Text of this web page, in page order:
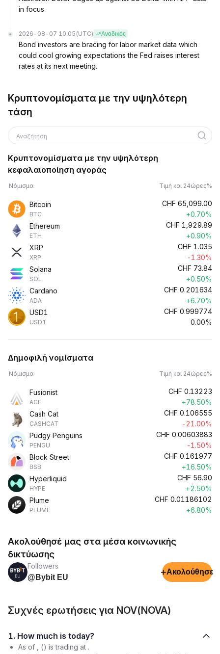
in focus
2026-08-07 10:05 (UTC) Ανοδικός
Bond investors are bracing for labor market data which
could cool growing expectations the Fed raises interest
rates at its next meeting.
Κρυπτονομίσματα με την υψηλότερη
τάση
Αναζήτηση
Κρυπτονομίσματα με την υψηλότερη
κεφαλαιοποίηση αγοράς
Νόμισμα Τιμή και 24ώρες%
Bitcoin
BTC
CHF 65,099.00
+0.70%
Ethereum
ETH
CHF 1,929.89
+0.90%
XRP
XRP
CHF 1.035
-1.30%
Solana
SOL
CHF 73.84
+0.50%
Cardano
ADA
CHF 0.201634
+6.70%
USD1
USD1
CHF 0.999774
0.00%
Δημοφιλή νομίσματα
Νόμισμα Τιμή και 24ώρες%
Fusionist
ACE
CHF 0.13223
+78.50%
Cash Cat
CASHCAT
CHF 0.106555
-21.00%
Pudgy Penguins
PENGU
CHF 0.00603883
-1.50%
Block Street
BSB
CHF 0.161977
+16.50%
Hyperliquid
HYPE
CHF 56.90
+2.50%
Plume
PLUME
CHF 0.01186102
+6.80%
Ακολούθησέ μας στα μέσα κοινωνικής
δικτύωσης
Followers
@Bybit EU
+Ακολούθησε
Συχνές ερωτήσεις για NOV(NOVA)
1. How much is today?
As of , () is trading at .